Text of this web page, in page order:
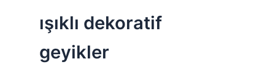
ışıklı dekoratif
geyikler